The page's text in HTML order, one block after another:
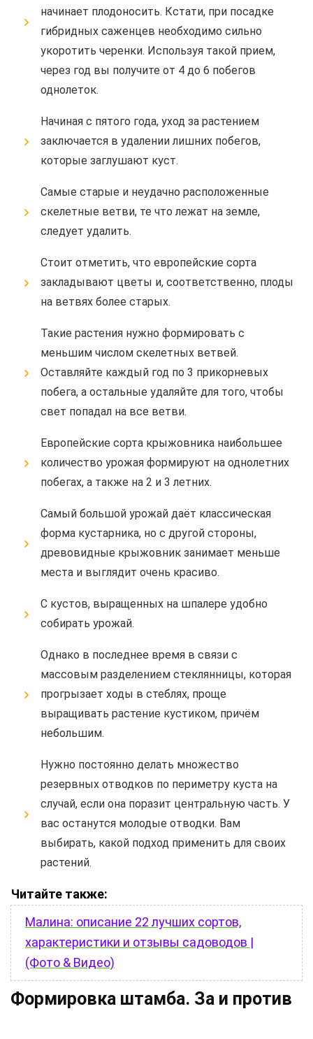
начинает плодоносить. Кстати, при посадке
гибридных саженцев необходимо сильно
укоротить черенки. Используя такой прием,
через год вы получите от 4 до 6 побегов
однолеток.
Начиная с пятого года, уход за растением
заключается в удалении лишних побегов,
которые заглушают куст.
Самые старые и неудачно расположенные
скелетные ветви, те что лежат на земле,
следует удалить.
Стоит отметить, что европейские сорта
закладывают цветы и, соответственно, плоды
на ветвях более старых.
Такие растения нужно формировать с
меньшим числом скелетных ветвей.
Оставляйте каждый год по 3 прикорневых
побега, а остальные удаляйте для того, чтобы
свет попадал на все ветви.
Европейские сорта крыжовника наибольшее
количество урожая формируют на однолетних
побегах, а также на 2 и 3 летних.
Самый большой урожай даёт классическая
форма кустарника, но с другой стороны,
древовидные крыжовник занимает меньше
места и выглядит очень красиво.
С кустов, выращенных на шпалере удобно
собирать урожай.
Однако в последнее время в связи с
массовым разделением стеклянницы, которая
прогрызает ходы в стеблях, проще
выращивать растение кустиком, причём
небольшим.
Нужно постоянно делать множество
резервных отводков по периметру куста на
случай, если она поразит центральную часть. У
вас останутся молодые отводки. Вам
выбирать, какой подход применить для своих
растений.
Читайте также:
Малина: описание 22 лучших сортов,
характеристики и отзывы садоводов |
(Фото & Видео)
Формировка штамба. За и против